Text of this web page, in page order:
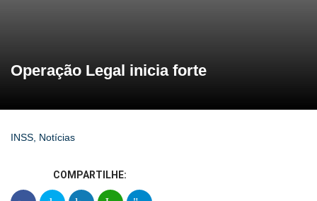
Operação Legal inicia forte
INSS, Notícias
COMPARTILHE: